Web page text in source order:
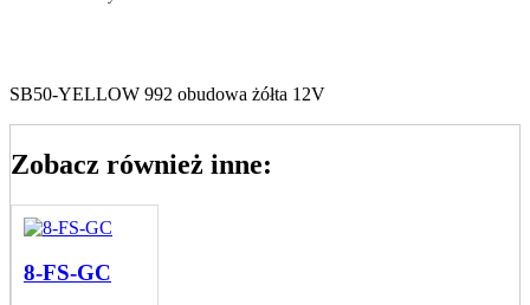
SB50-YELLOW 992 obudowa żółta 12V
Zobacz również inne:
8-FS-GC